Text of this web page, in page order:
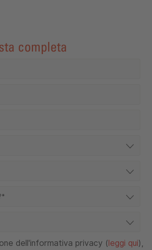
completa
dell'informativa privacy ( leggi qui),